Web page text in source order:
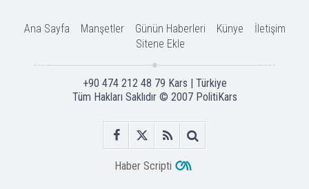
Ana Sayfa Manşetler Günün Haberleri Künye
İletişim
Sitene Ekle
+90 474 212 48 79 Kars | Türkiye
Tüm Hakları Saklıdır © 2007 PolitiKars
Haber Scripti